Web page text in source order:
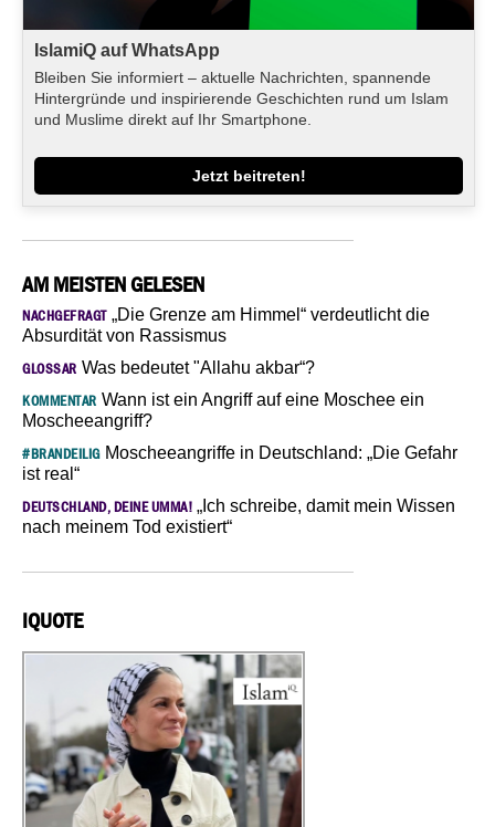
IslamiQ auf WhatsApp
Bleiben Sie informiert – aktuelle Nachrichten, spannende
Hintergründe und inspirierende Geschichten rund um Islam
und Muslime direkt auf Ihr Smartphone.
Jetzt beitreten!
AM MEISTEN GELESEN
NACHGEFRAGT„Die Grenze am Himmel“ verdeutlicht die
Absurdität von Rassismus
GLOSSAR Was bedeutet "Allahu akbar“?
KOMMENTAR Wann ist ein Angriff auf eine Moschee ein
Moscheeangriff?
#BRANDEILIGMoscheeangriffe in Deutschland: „Die Gefahr
ist real“
DEUTSCHLAND, DEINE UMMA! „Ich schreibe, damit mein Wissen
nach meinem Tod existiert“
IQUOTE